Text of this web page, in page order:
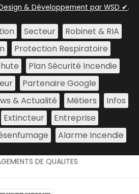
& Développement par WSD ✔.
Secteur
Robinet & RIA
Protection Respiratoire
Plan Sécurité Incendie
Partenaire Google
& Actualité Métiers
Infos
Extincteur
Entreprise
Alarme Incendie